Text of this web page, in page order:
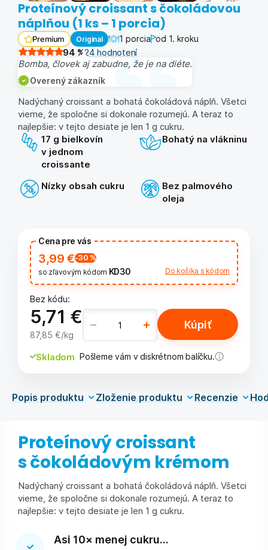
Proteínový croissant s čokoládovou
náplňou (1 ks – 1 porcia)
Premium Original 1 porcia od 1. kroku
94 %24 hodnotení
Bomba, človek aj zabudne, že je na diéte.
Overený zákazník
Nadýchaný croissant a bohatá čokoládová náplň. Všetci
vieme, že spoločne si dokonale rozumejú. A teraz to
najlepšie: v tejto desiate je len 1 g cukru.
17 g bielkovín
v jednom
croissante
Bohatý na vlákninu
Nízky obsah cukru
Bez palmového
oleja
Cena pre vás
3,99 €-30 %
so zľavovým kódom KD30 Do košíka s kódom
Bez kódu:
5,71 €
87,85 €/kg
Kúpiť
Skladom Pošleme vám v diskrétnom balíčku.
Popis produktu Zloženie produktu Recenzie
Proteínový croissant
s čokoládovým krémom
Nadýchaný croissant a bohatá čokoládová náplň. Všetci
vieme, že spoločne si dokonale rozumejú. A teraz to
najlepšie: v tejto desiate je len 1 g cukru.
Asi 10× menej cukru...